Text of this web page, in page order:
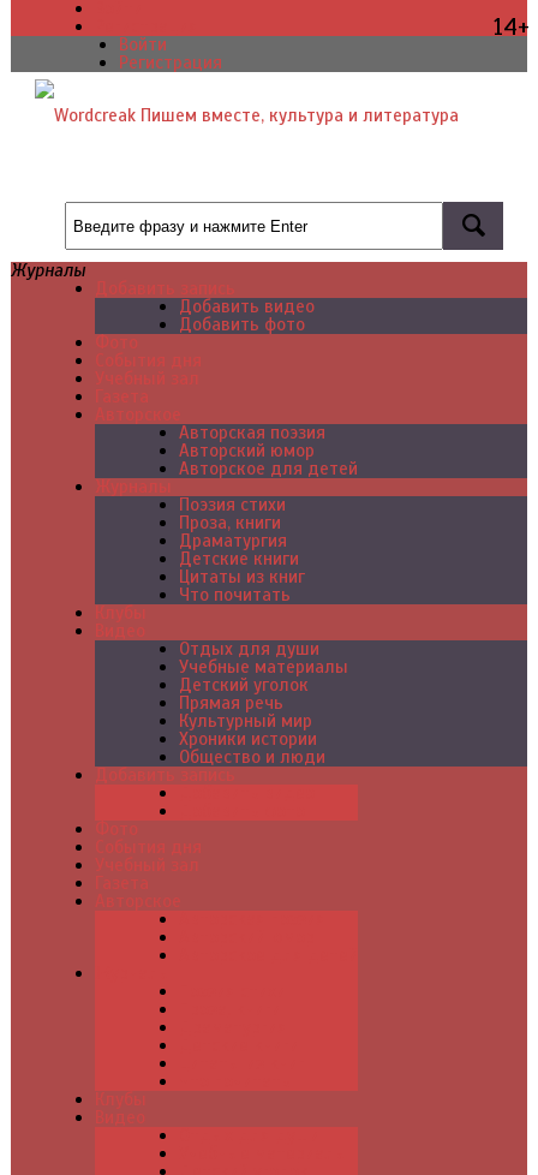
Войти
Регистрация
Журналы
Добавить запись
Добавить видео
Добавить фото
Фото
События дня
Учебный зал
Газета
Авторское
Авторская поэзия
Авторский юмор
Авторское для детей
Журналы
Поэзия стихи
Проза, книги
Драматургия
Детские книги
Цитаты из книг
Что почитать
Клубы
Видео
Отдых для души
Учебные материалы
Детский уголок
Прямая речь
Культурный мир
Хроники истории
Общество и люди
Добавить запись
Фото
События дня
Учебный зал
Газета
Авторское
Клубы
Видео
14+